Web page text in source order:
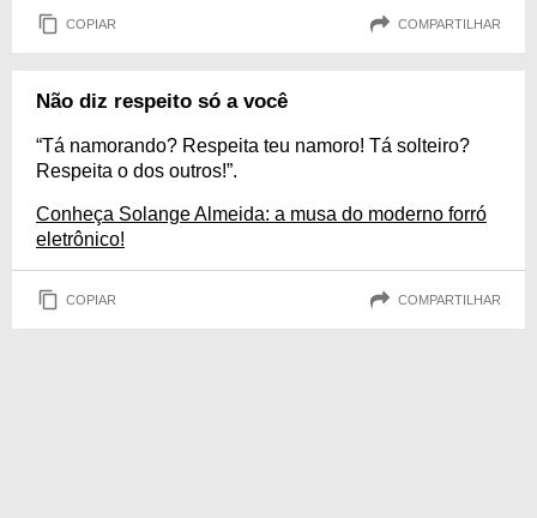
COPIAR COMPARTILHAR
Não diz respeito só a você
“Tá namorando? Respeita teu namoro! Tá solteiro?
Respeita o dos outros!”.
Conheça Solange Almeida: a musa do moderno forró
eletrônico!
COPIAR COMPARTILHAR